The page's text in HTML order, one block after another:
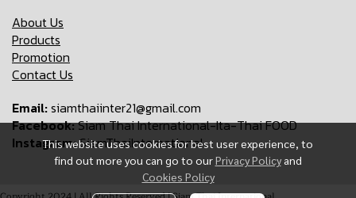
This website uses cookies for best user experience, to
find out more you can go to ourPrivacy Policy and
Cookies Policy
About Us
Products
Promotion
Contact Us
Email:siamthaiinter21@gmail.com
Facebook:Siam Thai International-Ita-Thai FOOD
Instagram:SiamThaiInternational